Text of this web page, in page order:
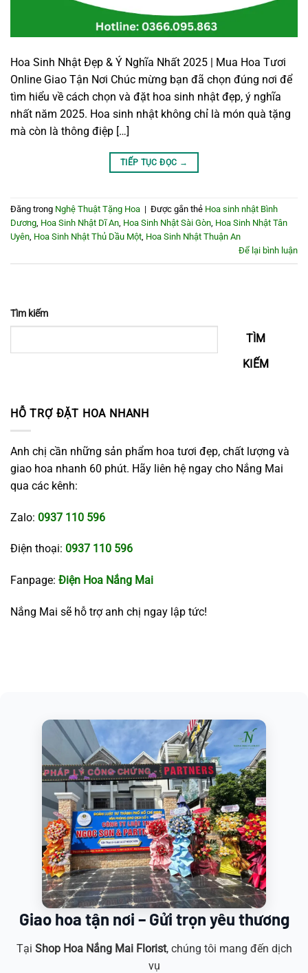
Hoa Sinh Nhật Đẹp & Ý Nghĩa Nhất 2025 | Mua Hoa Tươi
Online Giao Tận Nơi Chúc mừng bạn đã chọn đúng nơi để
tìm hiểu về cách chọn và đặt hoa sinh nhật đẹp, ý nghĩa
nhất năm 2025. Hoa sinh nhật không chỉ là món quà tặng
mà còn là thông điệp […]
TIẾP TỤC ĐỌC →
Đăng trong Nghệ Thuật Tặng Hoa | Được gắn thẻ Hoa sinh nhật Bình
Dương, Hoa Sinh Nhật Dĩ An, Hoa Sinh Nhật Sài Gòn, Hoa Sinh Nhật Tân
Uyên, Hoa Sinh Nhật Thủ Dầu Một, Hoa Sinh Nhật Thuận An
Để lại bình luận
Tìm kiếm
TÌM
KIẾM
HỖ TRỢ ĐẶT HOA NHANH
Anh chị cần những sản phẩm hoa tươi đẹp, chất lượng và
giao hoa nhanh 60 phút. Hãy liên hệ ngay cho Nắng Mai
qua các kênh:
Zalo: 0937 110 596
Điện thoại: 0937 110 596
Fanpage: Điện Hoa Nắng Mai
Nắng Mai sẽ hỗ trợ anh chị ngay lập tức!
Giao hoa tận nơi – Gửi trọn yêu thương
Tại Shop Hoa Nắng Mai Florist, chúng tôi mang đến dịch
vụ